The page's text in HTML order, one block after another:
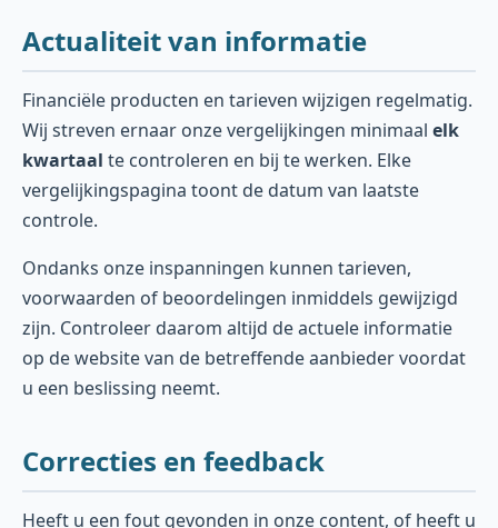
Actualiteit van informatie
Financiële producten en tarieven wijzigen regelmatig.
Wij streven ernaar onze vergelijkingen minimaal elk
kwartaal te controleren en bij te werken. Elke
vergelijkingspagina toont de datum van laatste
controle.
Ondanks onze inspanningen kunnen tarieven,
voorwaarden of beoordelingen inmiddels gewijzigd
zijn. Controleer daarom altijd de actuele informatie
op de website van de betreffende aanbieder voordat
u een beslissing neemt.
Correcties en feedback
Heeft u een fout gevonden in onze content, of heeft u